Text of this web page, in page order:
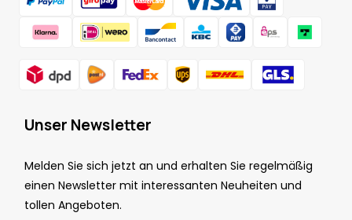
Unser Newsletter
Melden Sie sich jetzt an und erhalten Sie regelmäßig
einen Newsletter mit interessanten Neuheiten und
tollen Angeboten.